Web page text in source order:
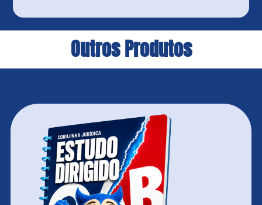
Outros Produtos